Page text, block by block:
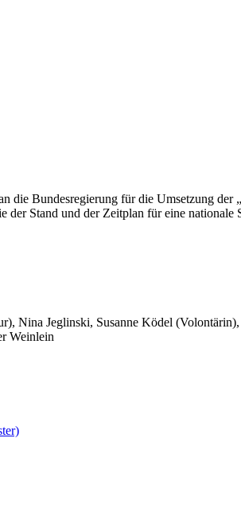
Bundesregierung für die Umsetzung der
der Stand und der Zeitplan für eine
Nina Jeglinski, Susanne Ködel (Volontärin),
Weinlein